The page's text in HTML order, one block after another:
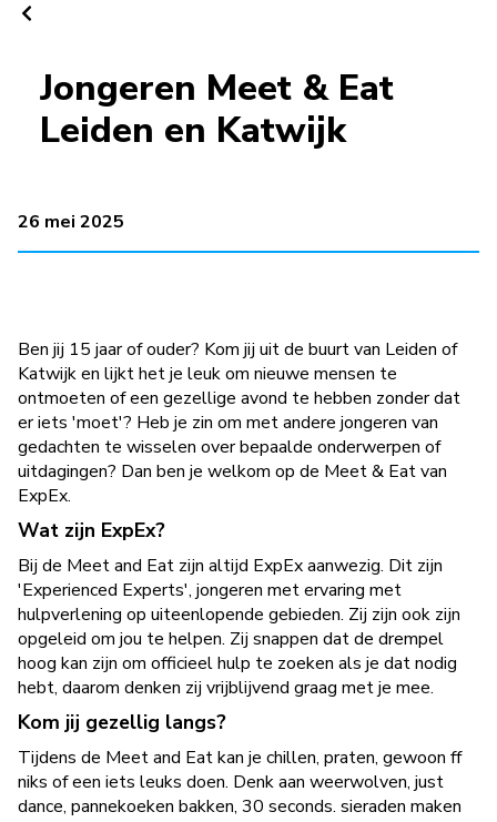
Jongeren Meet & Eat
Leiden en Katwijk
26 mei 2025
Ben jij 15 jaar of ouder? Kom jij uit de buurt van Leiden of
Katwijk en lijkt het je leuk om nieuwe mensen te
ontmoeten of een gezellige avond te hebben zonder dat
er iets 'moet'? Heb je zin om met andere jongeren van
gedachten te wisselen over bepaalde onderwerpen of
uitdagingen? Dan ben je welkom op de Meet & Eat van
ExpEx.
Wat zijn ExpEx?
Bij de Meet and Eat zijn altijd ExpEx aanwezig. Dit zijn
'Experienced Experts', jongeren met ervaring met
hulpverlening op uiteenlopende gebieden. Zij zijn ook zijn
opgeleid om jou te helpen. Zij snappen dat de drempel
hoog kan zijn om officieel hulp te zoeken als je dat nodig
hebt, daarom denken zij vrijblijvend graag met je mee.
Kom jij gezellig langs?
Tijdens de Meet and Eat kan je chillen, praten, gewoon ff
niks of een iets leuks doen. Denk aan weerwolven, just
dance, pannekoeken bakken, 30 seconds. sieraden maken